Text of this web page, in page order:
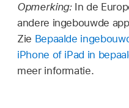
Opmerking: In de
andere ingebouwde
Zie Bepaalde
iPhone of iPad in
meer informatie.